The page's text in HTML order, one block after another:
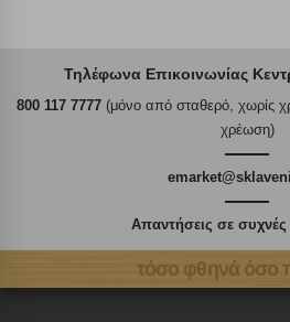
Τηλέφωνα Επικοινωνίας
800 117 7777(μόνο από σταθερό, χωρίς
χρέωση)
Απαντήσεις σε συχνές
τόσο φθηνά όσο